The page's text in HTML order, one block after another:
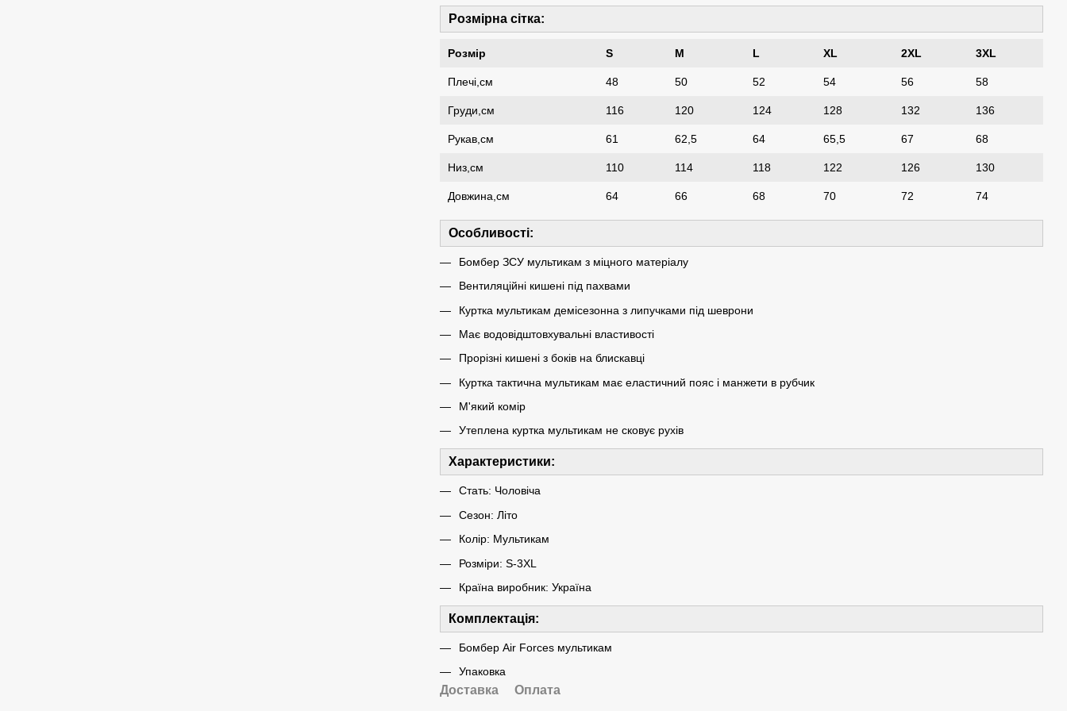
Розмірна сітка:
Розмір S M L XL 2XL 3XL
Плечі,см 48 50 52 54 56 58
Груди,см 116 120 124 128 132 136
Рукав,см 61 62,5 64 65,5 67 68
Низ,см 110 114 118 122 126 130
Довжина,см 64 66 68 70 72 74
Особливості:
Бомбер ЗСУ мультикам з міцного матеріалу
Вентиляційні кишені під пахвами
Куртка мультикам демісезонна з липучками під шеврони
Має водовідштовхувальні властивості
Прорізні кишені з боків на блискавці
Куртка тактична мультикам має еластичний пояс і манжети в рубчик
М'який комір
Утеплена куртка мультикам не сковує рухів
Характеристики:
Стать: Чоловіча
Сезон: Літо
Колір: Мультикам
Розміри: S-3XL
Країна виробник: Україна
Комплектація:
Бомбер Air Forces мультикам
Упаковка
Доставка Оплата